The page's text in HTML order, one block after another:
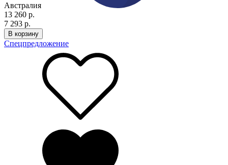
Австралия
13 260 р.
7 293 р.
В корзину
Спецпредложение